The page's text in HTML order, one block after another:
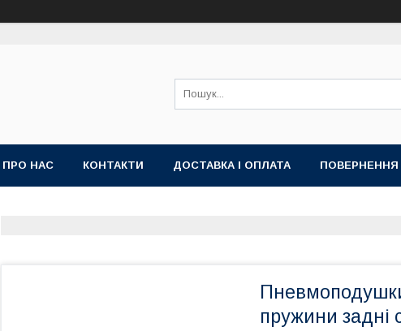
ПРО НАС КОНТАКТИ ДОСТАВКА І ОПЛАТА ПОВЕРНЕННЯ
пружини задні